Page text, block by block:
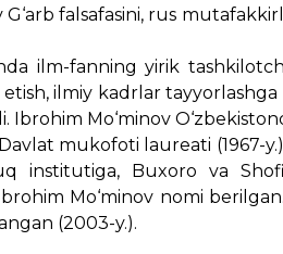
G‘arb falsafasini, rus
ilm-fanning yirik
ilmiy kadrlar
Ibrohim Mo‘minov
mukofoti laureati (1967-
institutiga, Buxoro va
Mo‘minov nomi
(2003-y.).